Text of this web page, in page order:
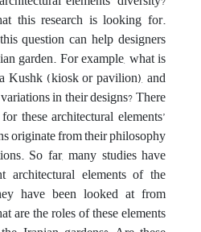
this research is looking for.
question can help designers
garden. For example, what is
Kushk (kiosk or pavilion), and
in their designs? There
these architectural elements’
originate from their philosophy
So far, many studies have
architectural elements of the
have been looked at from
are the roles of these elements